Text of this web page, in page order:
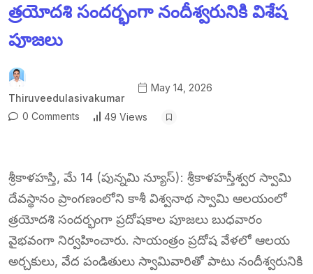
త్రయోదశి సందర్భంగా నందీశ్వరునికి విశేష
పూజలు
Thiruveedulasivakumar
May 14, 2026
0 Comments 49 Views
శ్రీకాళహస్తి, మే 14 (పున్నమి న్యూస్): శ్రీకాళహస్తీశ్వర స్వామి
దేవస్థానం ప్రాంగణంలోని కాశీ విశ్వనాథ స్వామి ఆలయంలో
త్రయోదశి సందర్భంగా ప్రదోషకాల పూజలు బుధవారం
వైభవంగా నిర్వహించారు. సాయంత్రం ప్రదోష వేళలో ఆలయ
అర్చకులు, వేద పండితులు స్వామివారితో పాటు నందీశ్వరునికి